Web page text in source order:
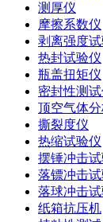
测厚仪
摩擦系数仪
剥离强度
热封试验仪
瓶盖扭矩仪
密封性测
顶空气体
撕裂度仪
热缩试验仪
摆锤冲击
落镖冲击
落球冲击
纸箱抗压机